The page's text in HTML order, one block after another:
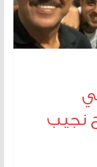
نجيب